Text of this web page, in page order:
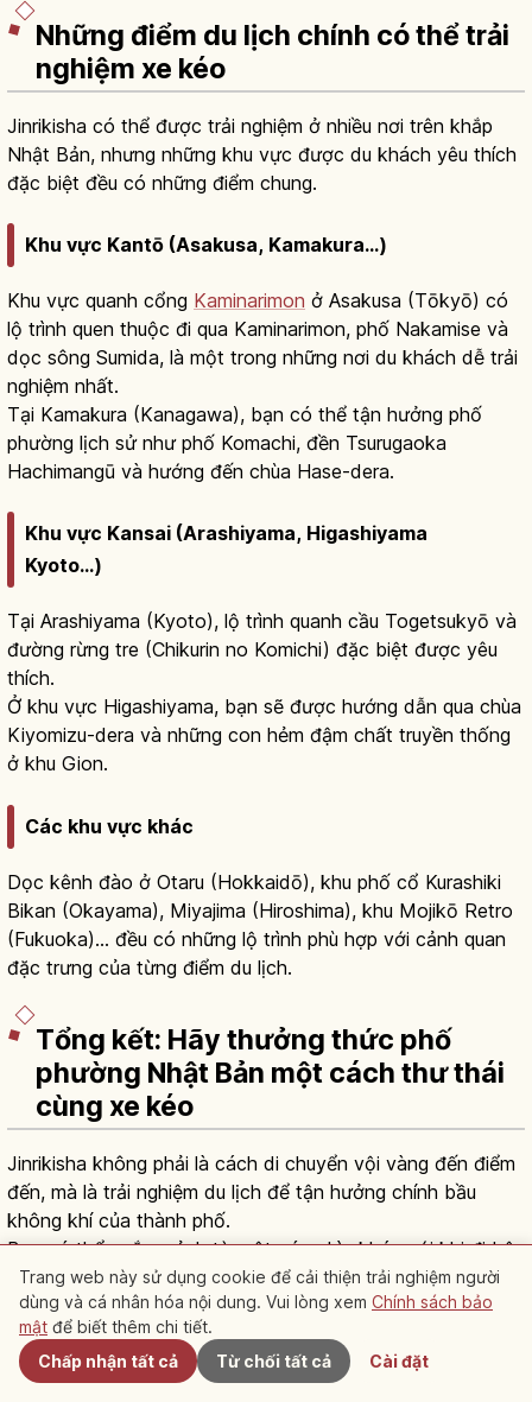
Những điểm du lịch chính có thể trải
nghiệm xe kéo
Jinrikisha có thể được trải nghiệm ở nhiều nơi trên khắp
Nhật Bản, nhưng những khu vực được du khách yêu thích
đặc biệt đều có những điểm chung.
Khu vực Kantō (Asakusa, Kamakura...)
Khu vực quanh cổng Kaminarimon ở Asakusa (Tōkyō) có
lộ trình quen thuộc đi qua Kaminarimon, phố Nakamise và
dọc sông Sumida, là một trong những nơi du khách dễ trải
nghiệm nhất.
Tại Kamakura (Kanagawa), bạn có thể tận hưởng phố
phường lịch sử như phố Komachi, đền Tsurugaoka
Hachimangū và hướng đến chùa Hase-dera.
Khu vực Kansai (Arashiyama, Higashiyama
Kyoto...)
Tại Arashiyama (Kyoto), lộ trình quanh cầu Togetsukyō và
đường rừng tre (Chikurin no Komichi) đặc biệt được yêu
thích.
Ở khu vực Higashiyama, bạn sẽ được hướng dẫn qua chùa
Kiyomizu-dera và những con hẻm đậm chất truyền thống
ở khu Gion.
Các khu vực khác
Dọc kênh đào ở Otaru (Hokkaidō), khu phố cổ Kurashiki
Bikan (Okayama), Miyajima (Hiroshima), khu Mojikō Retro
(Fukuoka)... đều có những lộ trình phù hợp với cảnh quan
đặc trưng của từng điểm du lịch.
Tổng kết: Hãy thưởng thức phố
phường Nhật Bản một cách thư thái
cùng xe kéo
Jinrikisha không phải là cách di chuyển vội vàng đến điểm
đến, mà là trải nghiệm du lịch để tận hưởng chính bầu
không khí của thành phố.
Bạn có thể ngắm cảnh từ một góc nhìn khác với khi đi bộ,
và qua những cuộc trò chuyện với shafu, bạn sẽ hiểu sâu
hơn về vùng đất đó.
Khi sử dụng lần đầu, điều quan trọng là chuẩn bị trang
phục, hành lý phù hợp và chú ý đến phép lịch sự khi chụp
Gần đây
Trang web này sử dụng cookie để cải thiện trải nghiệm người
dùng và cá nhân hóa nội dung. Vui lòng xem Chính sách bảo
mật để biết thêm chi tiết.
Chấp nhận tất cả
Từ chối tất cả Cài đặt